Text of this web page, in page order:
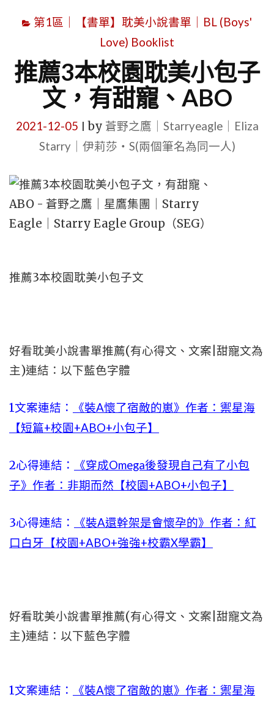
第1區｜【書單】耽美小說書單｜BL (Boys'
Love) Booklist
推薦3本校園耽美小包子
文，有甜寵、ABO
2021-12-05 by 蒼野之鷹｜Starryeagle｜Eliza
Starry｜伊莉莎・S(兩個筆名為同一人)
推薦3本校園耽美小包子文
好看耽美小說書單推薦(有心得文、文案|甜寵文為
主)連結：以下藍色字體
1文案連結：
《裝A懷了宿敵的崽》作者：禦星海
【短篇+校園+ABO+小包子】
2心得連結：
《穿成Omega後發現自己有了小包
子》作者：非期而然【校園+ABO+小包子】
3心得連結：
《裝A還幹架是會懷孕的》作者：紅
口白牙【校園+ABO+強強+校霸X學霸】
好看耽美小說書單推薦(有心得文、文案|甜寵文為
主)連結：以下藍色字體
1文案連結：
《裝A懷了宿敵的崽》作者：禦星海